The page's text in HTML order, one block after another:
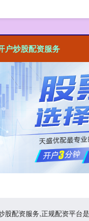
户炒股配资服务
股配资服务,正规配资平台